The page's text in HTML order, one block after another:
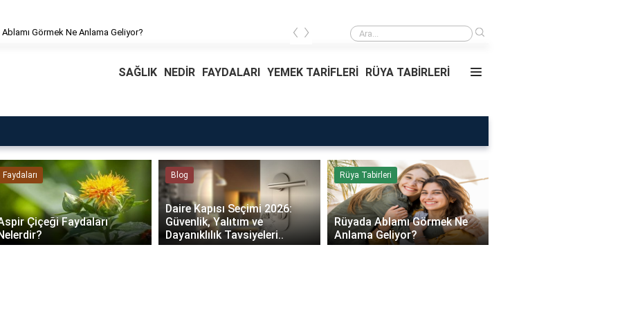
Görmek Ne Anlama Geliyor? Rüyada Ablamı Görmek Ne Anlama Geliyor?
‹ ›
SAĞLIK NEDİR FAYDALARI YEMEK TARİFLERİ RÜYA TABİRLERİ
Faydaları
Çiçeği Faydaları
Blog
Daire Kapısı Seçimi 2026:
Güvenlik, Yalıtım ve
Dayanıklılık Tavsiyeleri..
Rüya Tabirleri
Rüyada Ablamı Görmek Ne
Anlama Geliyor?